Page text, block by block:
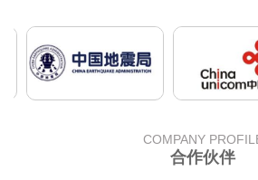
COMPANY
合作伙伴